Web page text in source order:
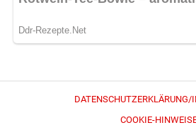
DATENSCHUTZERKLÄRUNG/
COOKIE-